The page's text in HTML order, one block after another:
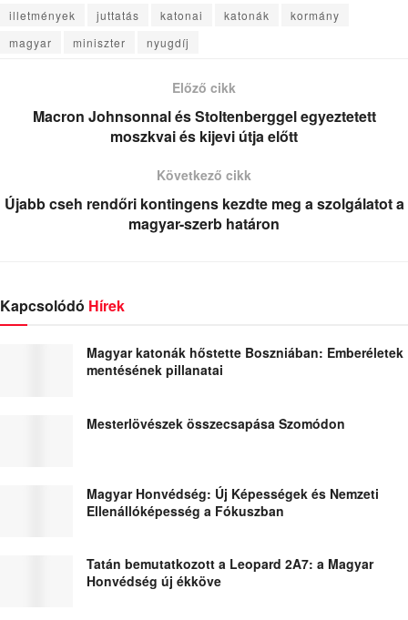
illetmények
juttatás katonai katonák
kormány
magyar
miniszter nyugdíj
Előző cikk
Macron Johnsonnal és Stoltenberggel egyeztetett
moszkvai és kijevi útja előtt
Következő cikk
Újabb cseh rendőri kontingens kezdte meg a szolgálatot a
magyar-szerb határon
Kapcsolódó Hírek
Magyar katonák hőstette Boszniában: Emberéletek
mentésének pillanatai
Mesterlövészek összecsapása Szomódon
Magyar Honvédség: Új Képességek és Nemzeti
Ellenállóképesség a Fókuszban
Tatán bemutatkozott a Leopard 2A7: a Magyar
Honvédség új ékköve